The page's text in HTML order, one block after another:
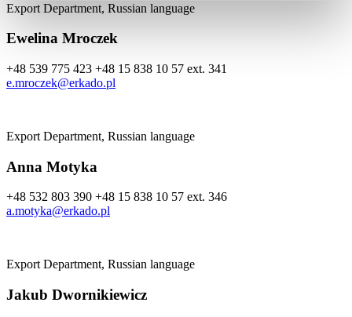
Export Department, Russian language
Ewelina Mroczek
+48 539 775 423 +48 15 838 10 57 ext. 341
e.mroczek@erkado.pl
Export Department, Russian language
Anna Motyka
+48 532 803 390 +48 15 838 10 57 ext. 346
a.motyka@erkado.pl
Export Department, Russian language
Jakub Dwornikiewicz